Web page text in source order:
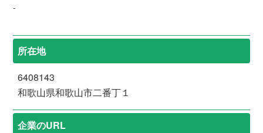
-
所在地
6408143
和歌山県和歌山市二番丁１
企業のURL